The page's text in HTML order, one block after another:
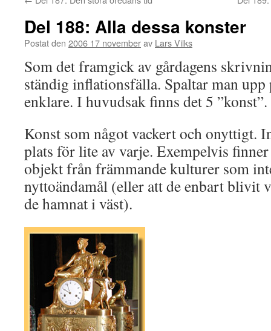
Del 188: Alla dessa konster
Postat den 2006 17 novemberav Lars Vilks
Som det framgick av gårdagens
ständig inflationsfälla. Spaltar man
enklare. I huvudsak finns det 5 ”konst”.
Konst som något vackert och onyttigt.
plats för lite av varje. Exempelvis
objekt från främmande kulturer som
nyttoändamål (eller att de enbart blivit
de hamnat i väst).